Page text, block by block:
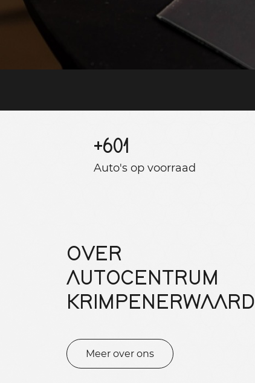
+601
Auto's op voorraad
OVER
AUTOCENTRUM
KRIMPENERWAARD
Meer over ons